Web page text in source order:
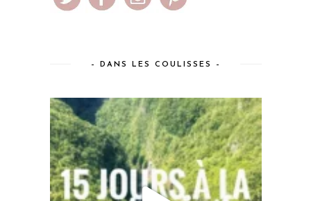
– DANS LES COULISSES –